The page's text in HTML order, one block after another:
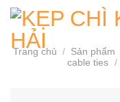
Skip
content
Trang chủ / Sản phẩm
cable ties /